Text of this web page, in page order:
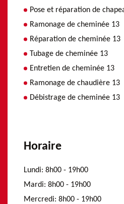
Pose et réparation de
Ramonage de cheminée 13
Réparation de cheminée 13
Tubage de cheminée 13
Entretien de cheminée 13
Ramonage de chaudière 13
Débistrage de cheminée 13
Horaire
Lundi: 8h00 - 19h00
Mardi: 8h00 - 19h00
Mercredi: 8h00 - 19h00